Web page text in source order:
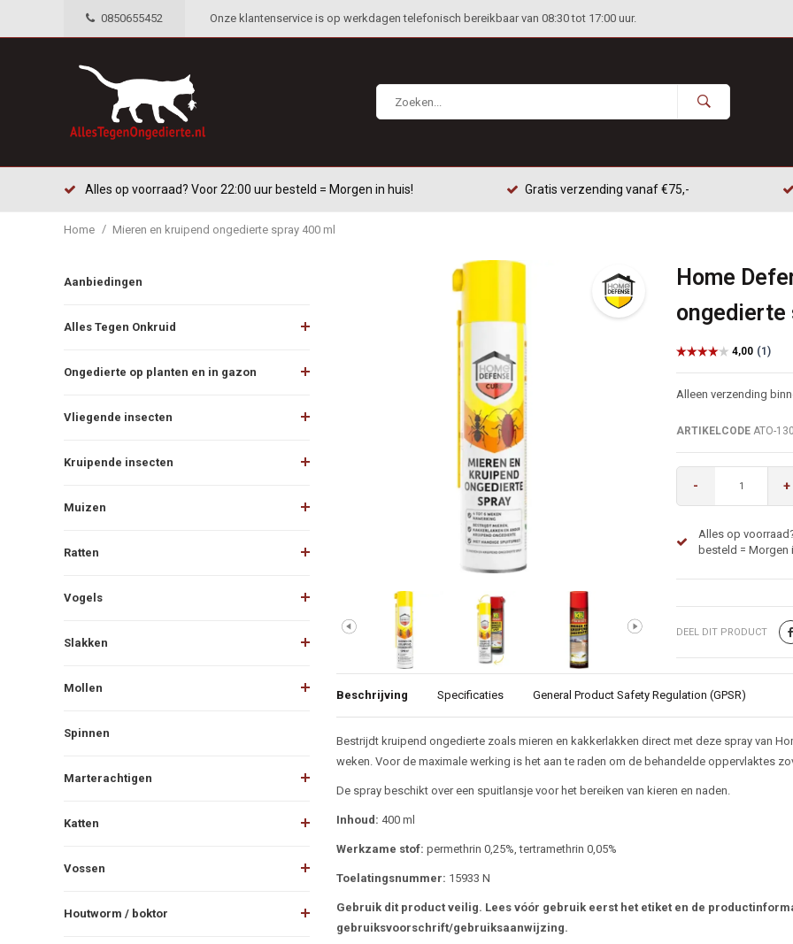
0850655452 Onze klantenservice is op werkdagen telefonisch bereikbaar van 08:30 tot 17:00 uur.
Alles op voorraad? Voor 22:00 uur besteld = Morgen in huis! Gratis verzending vanaf €75,-
Home / Mieren en kruipend ongedierte spray 400 ml
Aanbiedingen
Alles Tegen Onkruid
Ongedierte op planten en in gazon
Vliegende insecten
Kruipende insecten
Muizen
Ratten
Vogels
Slakken
Mollen
Spinnen
Marterachtigen
Katten
Vossen
Houtworm / boktor
Home
ongedierte
Alleen verzending
ARTIKELCODEATO-
- +
Alles op
besteld = Morgen
DEEL DIT PRODUCT
Beschrijving Specificaties General Product Safety Regulation (GPSR)
Beschrijving
Bestrijdt kruipend ongedierte zoals mieren en kakkerlakken direct met deze spray van
weken. Voor de maximale werking is het aan te raden om de behandelde oppervlaktes
De spray beschikt over een spuitlansje voor het bereiken van kieren en naden.
Inhoud: 400 ml
Werkzame stof: permethrin 0,25%, tertramethrin 0,05%
Toelatingsnummer: 15933 N
Gebruik dit product veilig. Lees vóór gebruik eerst het etiket en de
gebruiksvoorschrift/gebruiksaanwijzing.